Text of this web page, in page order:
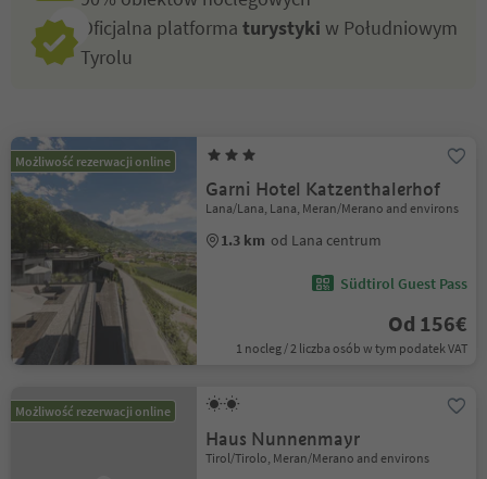
Oficjalna platforma turystyki w Południowym
Tyrolu
Możliwość rezerwacji online
Garni Hotel Katzenthalerhof
Lana/Lana, Lana, Meran/Merano and environs
1.3 km od Lana centrum
Südtirol Guest Pass
Od 156€
1 nocleg / 2 liczba osób w tym podatek VAT
Możliwość rezerwacji online
Haus Nunnenmayr
Tirol/Tirolo, Meran/Merano and environs